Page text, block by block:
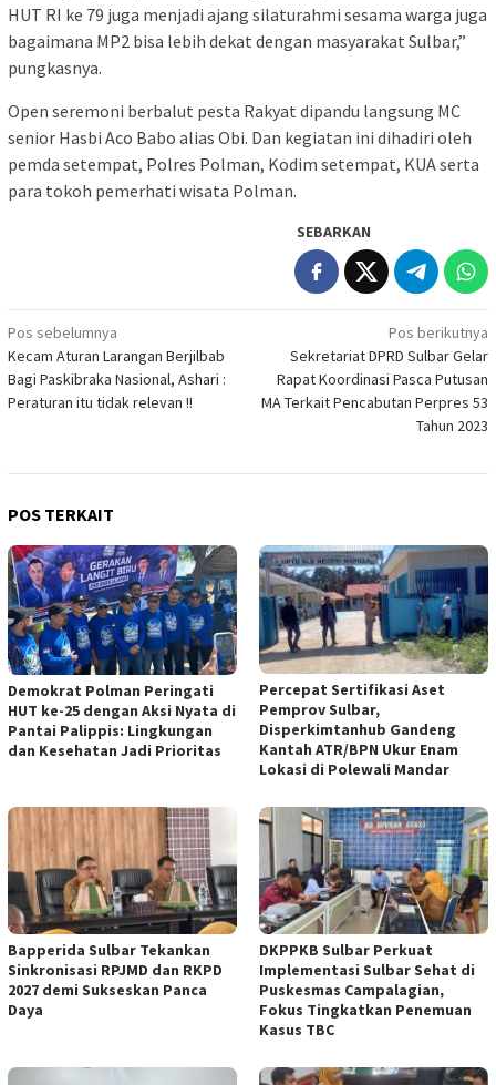
HUT RI ke 79 juga menjadi ajang silaturahmi sesama warga juga
bagaimana MP2 bisa lebih dekat dengan masyarakat Sulbar,”
pungkasnya.
Open seremoni berbalut pesta Rakyat dipandu langsung MC
senior Hasbi Aco Babo alias Obi. Dan kegiatan ini dihadiri oleh
pemda setempat, Polres Polman, Kodim setempat, KUA serta
para tokoh pemerhati wisata Polman.
SEBARKAN
Navigasi
pos
Pos sebelumnya
Kecam Aturan Larangan Berjilbab
Bagi Paskibraka Nasional, Ashari :
Peraturan itu tidak relevan !!
Pos berikutnya
Sekretariat DPRD Sulbar Gelar
Rapat Koordinasi Pasca Putusan
MA Terkait Pencabutan Perpres 53
Tahun 2023
POS TERKAIT
Demokrat Polman Peringati
HUT ke-25 dengan Aksi Nyata di
Pantai Palippis: Lingkungan
dan Kesehatan Jadi Prioritas
Percepat Sertifikasi Aset
Pemprov Sulbar,
Disperkimtanhub Gandeng
Kantah ATR/BPN Ukur Enam
Lokasi di Polewali Mandar
Bapperida Sulbar Tekankan
Sinkronisasi RPJMD dan RKPD
2027 demi Sukseskan Panca
Daya
DKPPKB Sulbar Perkuat
Implementasi Sulbar Sehat di
Puskesmas Campalagian,
Fokus Tingkatkan Penemuan
Kasus TBC